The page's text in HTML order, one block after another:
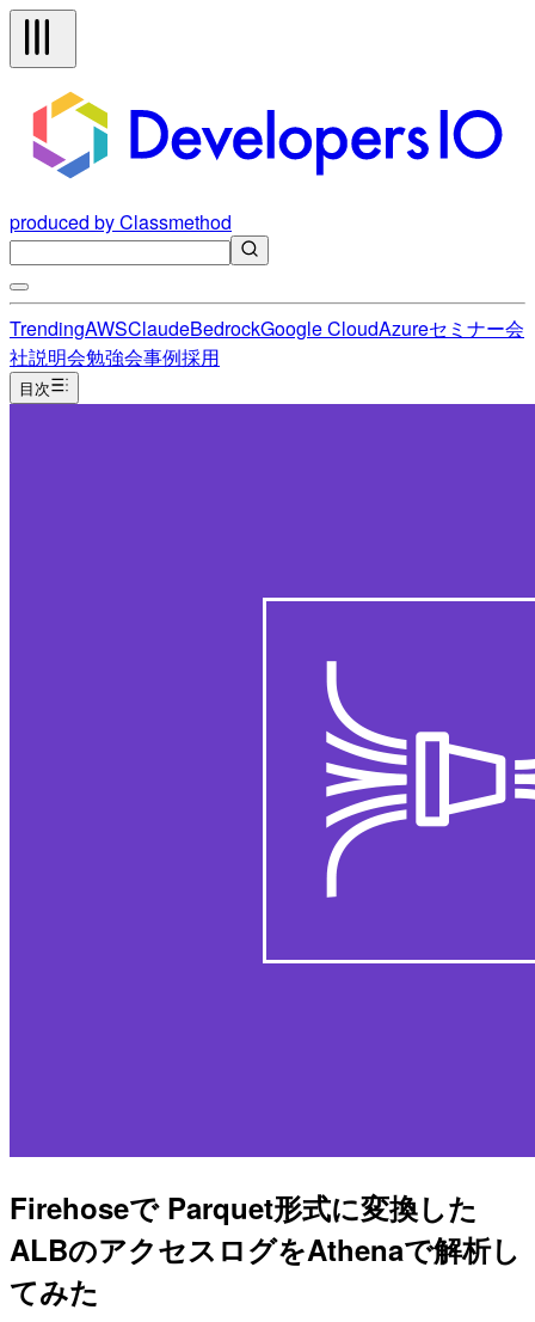
produced by Classmethod
TrendingAWSClaudeBedrockGoogle CloudAzureセミナー会
社説明会勉強会事例採用
目次
Firehoseで Parquet形式に変換した
ALBのアクセスログをAthenaで解析し
てみた